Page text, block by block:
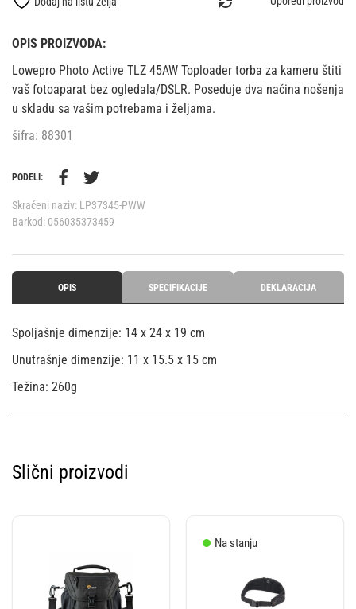
OPIS PROIZVODA:
Lowepro Photo Active TLZ 45AW Toploader torba za kameru štiti
vaš fotoaparat bez ogledala/DSLR. Poseduje dva načina nošenja
u skladu sa vašim potrebama i željama.
šifra: 88301
PODELI:
Skraćeni naziv: LP37345-PWW
Barkod: 056035373459
OPIS SPECIFIKACIJE DEKLARACIJA
Spoljašnje dimenzije: 14 x 24 x 19 cm
Unutrašnje dimenzije: 11 x 15.5 x 15 cm
Težina: 260g
Slični proizvodi
Na stanju